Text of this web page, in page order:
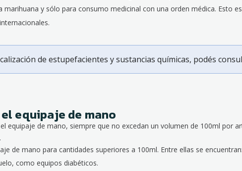
marihuana y sólo para consumo medicinal con una orden médica. Esto
de estupefacientes y sustancias químicas, podés
equipaje de mano
equipaje de mano, siempre que no excedan un volumen de 100ml por
de mano para cantidades superiores a 100ml. Entre ellas se encuentran:
como equipos diabéticos.